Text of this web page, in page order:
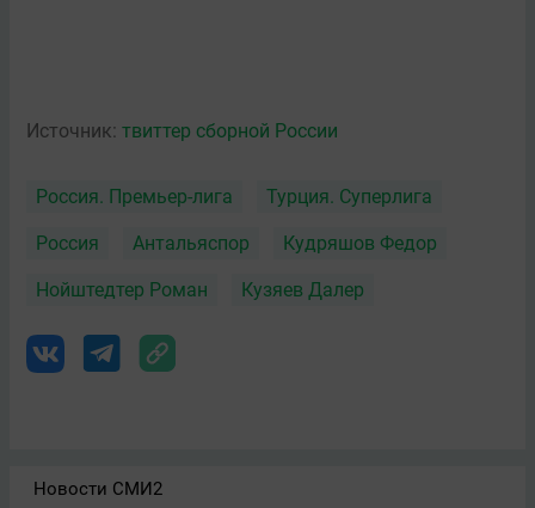
Источник: твиттер сборной России
Россия. Премьер-лига Турция. Суперлига
Россия Антальяспор Кудряшов Федор
Нойштедтер Роман Кузяев Далер
Новости СМИ2